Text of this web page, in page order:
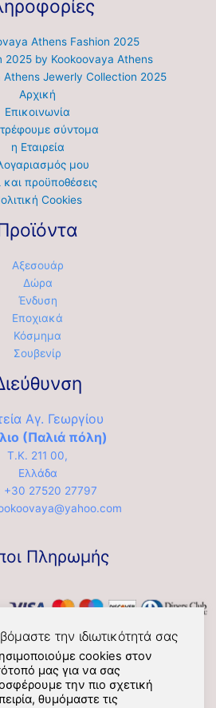
Athens Fashion 2025
2025 by Kookoovaya Athens
Athens Jewerly Collection 2025
Αρχική
Επικοινωνία
σύντομα
η Εταιρεία
μου
και προϋποθέσεις
Cookies
Αξεσουάρ
Δώρα
Ένδυση
Εποχιακά
Κόσμημα
Σουβενίρ
Αγ. Γεωργίου
(Παλιά πόλη)
Τ.Κ. 211 00,
Ελλάδα
+30 27520 27797
Πληρωμής
Social
την ιδιωτικότητά σας
cookies στον
μας για να σας
την πιο σχετική
θυμόμαστε τις